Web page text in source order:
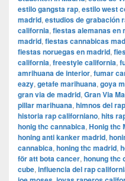
estilo gangsta rap, estilo west
madrid, estudios de grabación
california, fiestas alemanas en
madrid, fiestas cannabicas
fiestas noruegas en madrid,
california, freestyle california,
amrihuana de interior, fumar
eazy, getafe marihuana, goya
gran via de madrid, ​​Gran Via
pillar marihuana, himnos del
historia rap californiano, hits
honig thc cannabica, Honig thc
honing anti kanker madrid,
cannabica, honing thc madrid,
för att bota cancer, honung thc
cube, influencia del rap